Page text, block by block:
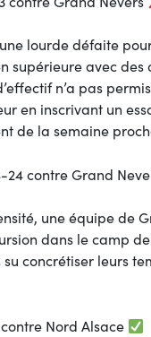
lourde défaite
supérieure avec des
n’a pas
en inscrivant un
de la semaine
24 contre Grand
une équipe de
dans le camp
su concrétiser leurs
Nord Alsace